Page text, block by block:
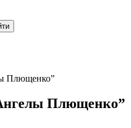
Плющенко”
Плющенко”